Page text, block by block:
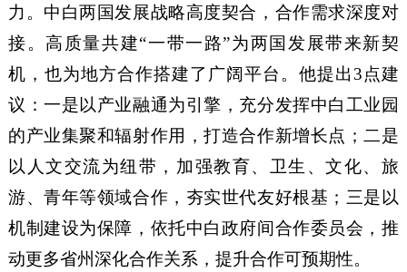
力。中白两国发展战略高度契合，合作需求深度对
接。高质量共建“一带一路”为两国发展带来新契
机，也为地方合作搭建了广阔平台。他提出3点建
议：一是以产业融通为引擎，充分发挥中白工业园
的产业集聚和辐射作用，打造合作新增长点；二是
以人文交流为纽带，加强教育、卫生、文化、旅
游、青年等领域合作，夯实世代友好根基；三是以
机制建设为保障，依托中白政府间合作委员会，推
动更多省州深化合作关系，提升合作可预期性。